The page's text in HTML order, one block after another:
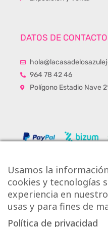
DATOS DE CONTACTO
964 78 42 46
Polígono Estadio Nave
Usamos la
cookies y tecnologías
experiencia en
usas y para fines de
Política de privacidad